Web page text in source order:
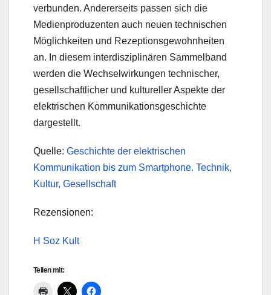
verbunden. Andererseits passen sich die
Medienproduzenten auch neuen technischen
Möglichkeiten und Rezeptionsgewohnheiten
an. In diesem interdisziplinären Sammelband
werden die Wechselwirkungen technischer,
gesellschaftlicher und kultureller Aspekte der
elektrischen Kommunikationsgeschichte
dargestellt.
Quelle: Geschichte der elektrischen
Kommunikation bis zum Smartphone. Technik,
Kultur, Gesellschaft
Rezensionen:
H Soz Kult
Teilen mit: